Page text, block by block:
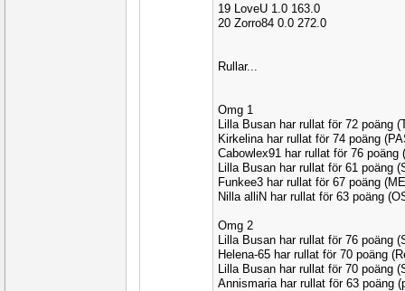
19 LoveU 1.0 163.0
20 Zorro84 0.0 272.0
Rullar...
Omg 1
Lilla Busan har rullat för 72 poäng
Kirkelina har rullat för 74 poäng
Cabowlex91 har rullat för 76 poäng
Lilla Busan har rullat för 61 poäng
Funkee3 har rullat för 67 poäng
Nilla alliN har rullat för 63 poäng
Omg 2
Lilla Busan har rullat för 76 poäng
Helena-65 har rullat för 70 poäng
Lilla Busan har rullat för 70 poäng
Annismaria har rullat för 63 poäng